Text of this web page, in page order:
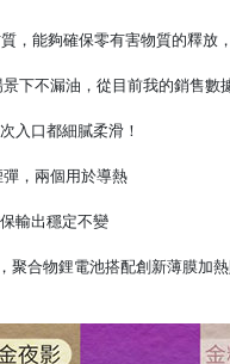
，能夠確保零有害物質的釋放
下不漏油，從目前我的銷售數
入口都細膩柔滑！
，兩個用於導熱
輸出穩定不變
合物鋰電池搭配創新薄膜加